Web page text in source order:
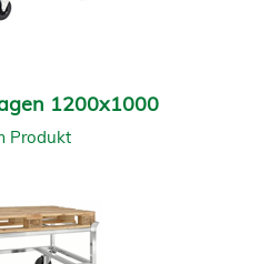
1200x1000
Produkt